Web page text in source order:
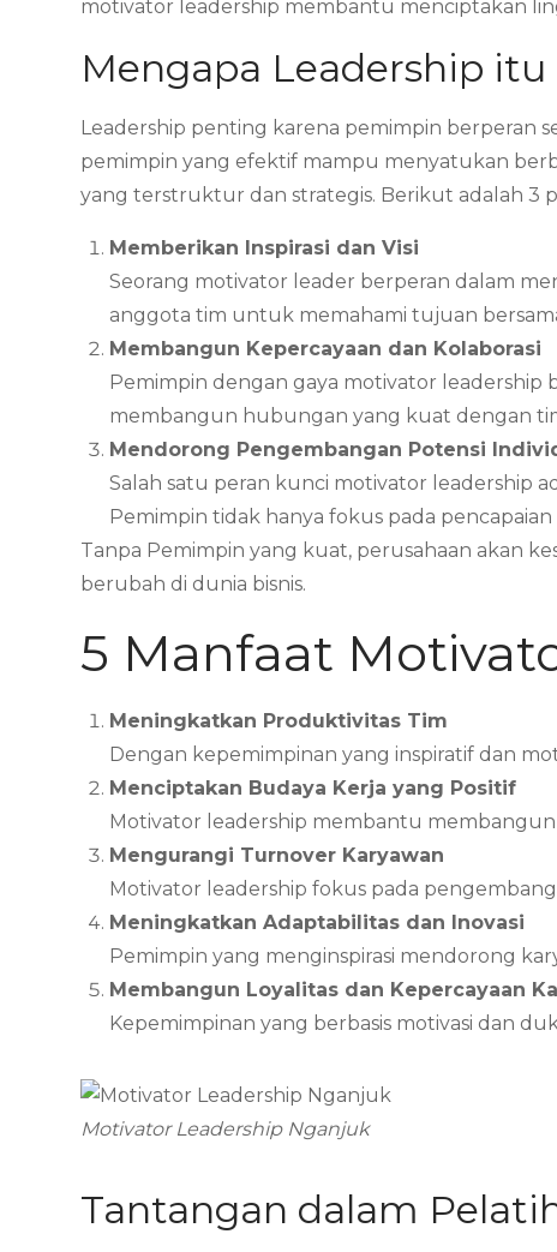
motivator leadership membantu menciptakan
Mengapa Leadership
Leadership penting karena pemimpin berperan
pemimpin yang efektif mampu menyatukan
yang terstruktur dan strategis. Berikut adalah 3
Memberikan Inspirasi dan Visi
Seorang motivator leader berperan dalam
anggota tim untuk memahami tujuan
Membangun Kepercayaan dan Kolaborasi
Pemimpin dengan gaya motivator
membangun hubungan yang kuat dengan
Mendorong Pengembangan Potensi
Salah satu peran kunci motivator leadership
Pemimpin tidak hanya fokus pada
Tanpa Pemimpin yang kuat, perusahaan akan
berubah di dunia bisnis.
5 Manfaat
Meningkatkan Produktivitas Tim
Dengan kepemimpinan yang inspiratif dan
Menciptakan Budaya Kerja yang Positif
Motivator leadership membantu
Mengurangi Turnover Karyawan
Motivator leadership fokus pada
Meningkatkan Adaptabilitas dan Inovasi
Pemimpin yang menginspirasi mendorong
Membangun Loyalitas dan Kepercayaan
Kepemimpinan yang berbasis motivasi dan
Motivator Leadership Nganjuk
Tantangan dalam